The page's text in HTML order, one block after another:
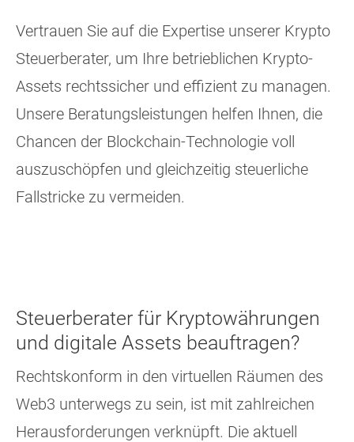
Vertrauen Sie auf die Expertise unserer Krypto
Steuerberater, um Ihre betrieblichen Krypto-
Assets rechtssicher und effizient zu managen.
Unsere Beratungsleistungen helfen Ihnen, die
Chancen der Blockchain-Technologie voll
auszuschöpfen und gleichzeitig steuerliche
Fallstricke zu vermeiden.
Steuerberater für Kryptowährungen
und digitale Assets beauftragen?
Rechtskonform in den virtuellen Räumen des
Web3 unterwegs zu sein, ist mit zahlreichen
Herausforderungen verknüpft. Die aktuell